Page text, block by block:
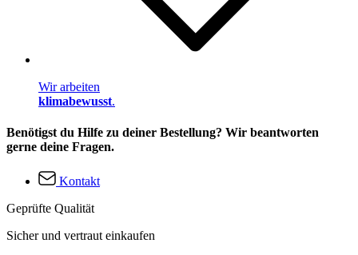
Wir arbeiten
klimabewusst.
Benötigst du Hilfe zu deiner Bestellung? Wir beantworten
gerne deine Fragen.
Kontakt
Geprüfte Qualität
Sicher und vertraut einkaufen